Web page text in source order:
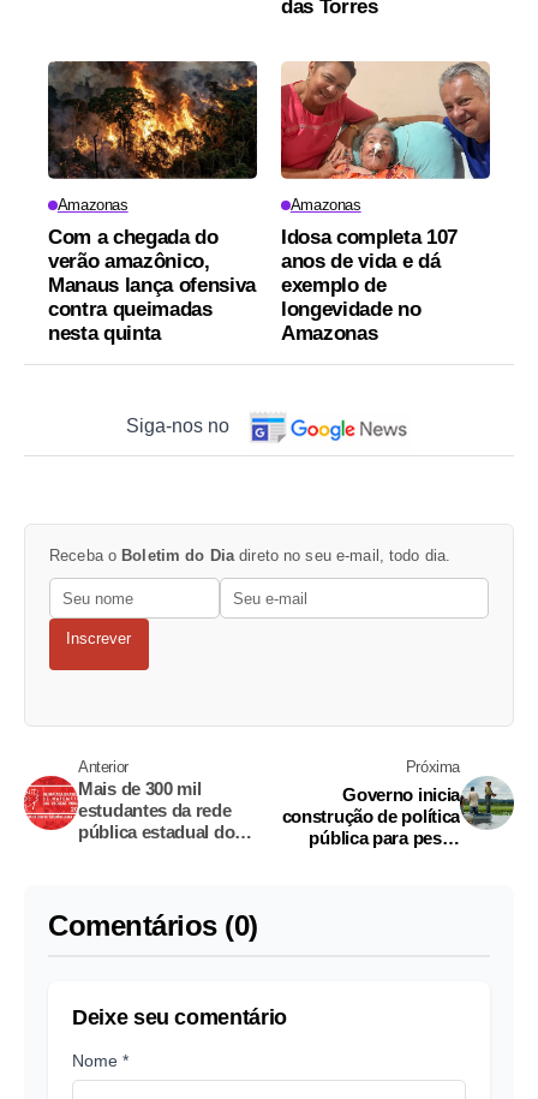
das Torres
Amazonas
Com a chegada do
verão amazônico,
Manaus lança ofensiva
contra queimadas
nesta quinta
Amazonas
Idosa completa 107
anos de vida e dá
exemplo de
longevidade no
Amazonas
Siga-nos no
Receba o Boletim do Dia direto no seu e-mail, todo dia.
Inscrever
Anterior
Mais de 300 mil
estudantes da rede
pública estadual do
Próxima
Governo inicia
construção de política
pública para pesca
Comentários (0)
Deixe seu comentário
Nome *